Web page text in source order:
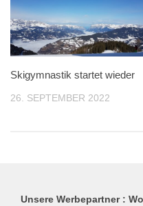
Skigymnastik startet wieder
26. SEPTEMBER 2022
Unsere Werbepartner :